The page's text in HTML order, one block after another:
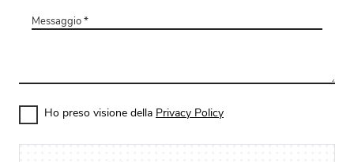
Ho preso visione della Privacy Policy